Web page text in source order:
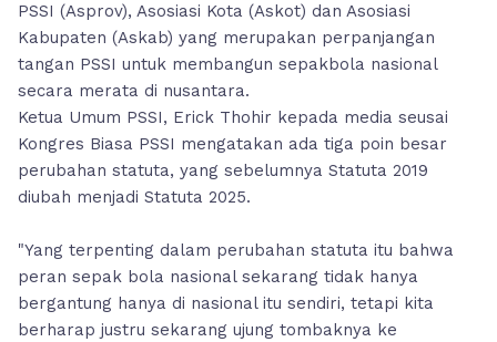
PSSI (Asprov), Asosiasi Kota (Askot) dan Asosiasi
Kabupaten (Askab) yang merupakan perpanjangan
tangan PSSI untuk membangun sepakbola nasional
secara merata di nusantara.
Ketua Umum PSSI, Erick Thohir kepada media seusai
Kongres Biasa PSSI mengatakan ada tiga poin besar
perubahan statuta, yang sebelumnya Statuta 2019
diubah menjadi Statuta 2025.
"Yang terpenting dalam perubahan statuta itu bahwa
peran sepak bola nasional sekarang tidak hanya
bergantung hanya di nasional itu sendiri, tetapi kita
berharap justru sekarang ujung tombaknya ke